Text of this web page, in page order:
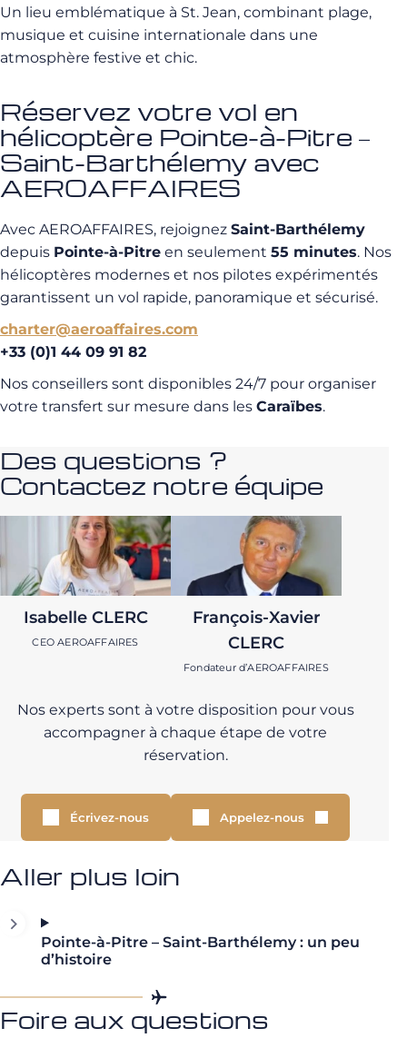
Un lieu emblématique à St. Jean, combinant plage,
musique et cuisine internationale dans une
atmosphère festive et chic.
Réservez votre vol en
hélicoptère Pointe-à-Pitre –
Saint-Barthélemy avec
AEROAFFAIRES
Avec AEROAFFAIRES, rejoignez Saint-Barthélemy
depuis Pointe-à-Pitre en seulement 55 minutes. Nos
hélicoptères modernes et nos pilotes expérimentés
garantissent un vol rapide, panoramique et sécurisé.
charter@aeroaffaires.com
+33 (0)1 44 09 91 82
Nos conseillers sont disponibles 24/7 pour organiser
votre transfert sur mesure dans les Caraïbes.
Des questions ?
Contactez notre équipe
Isabelle CLERC
CEO AEROAFFAIRES
François-Xavier
CLERC
Fondateur d’AEROAFFAIRES
Nos experts sont à votre disposition pour vous
accompagner à chaque étape de votre
réservation.
Écrivez-nous Appelez-nous
Aller plus loin
Pointe-à-Pitre – Saint-Barthélemy : un peu
d’histoire
Foire aux questions